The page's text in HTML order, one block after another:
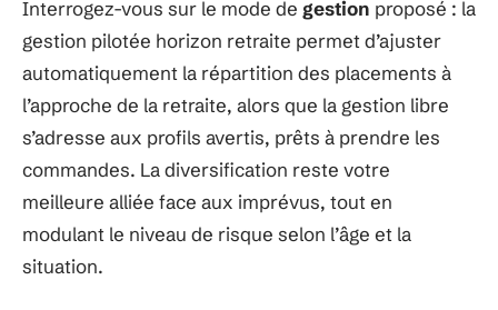
Interrogez-vous sur le mode de gestion proposé : la
gestion pilotée horizon retraite permet d’ajuster
automatiquement la répartition des placements à
l’approche de la retraite, alors que la gestion libre
s’adresse aux profils avertis, prêts à prendre les
commandes. La diversification reste votre
meilleure alliée face aux imprévus, tout en
modulant le niveau de risque selon l’âge et la
situation.